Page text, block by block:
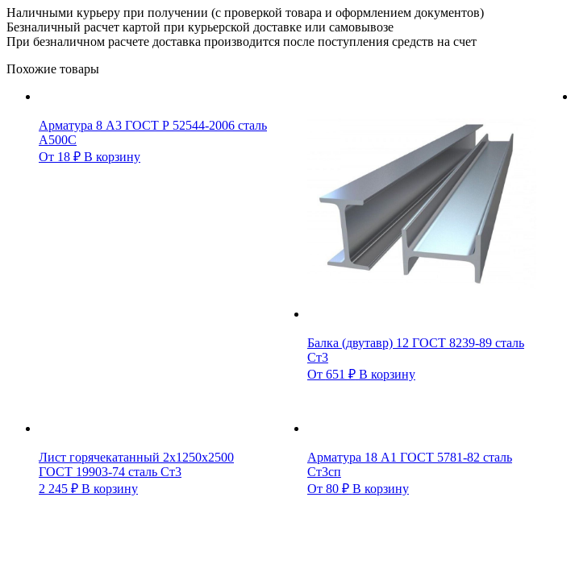
Наличными курьеру при получении (с проверкой товара и оформлением документов)
Безналичный расчет картой при курьерской доставке или самовывозе
При безналичном расчете доставка производится после поступления средств на счет
Похожие товары
Арматура 8 А3 ГОСТ Р 52544-2006 сталь
А500С
От 18 ₽ В корзину
Балка (двутавр) 12 ГОСТ 8239-89 сталь
Ст3
От 651 ₽ В корзину
Лист горячекатанный 2х1250х2500
ГОСТ 19903-74 сталь Ст3
2 245 ₽ В корзину
Арматура 18 А1 ГОСТ 5781-82 сталь
Ст3сп
От 80 ₽ В корзину